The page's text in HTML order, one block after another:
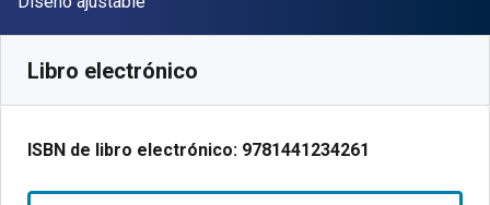
Libro electrónico
ISBN de libro electrónico: 9781441234261